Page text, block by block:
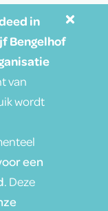
in
Bengelhof
van
wordt
een
. Deze